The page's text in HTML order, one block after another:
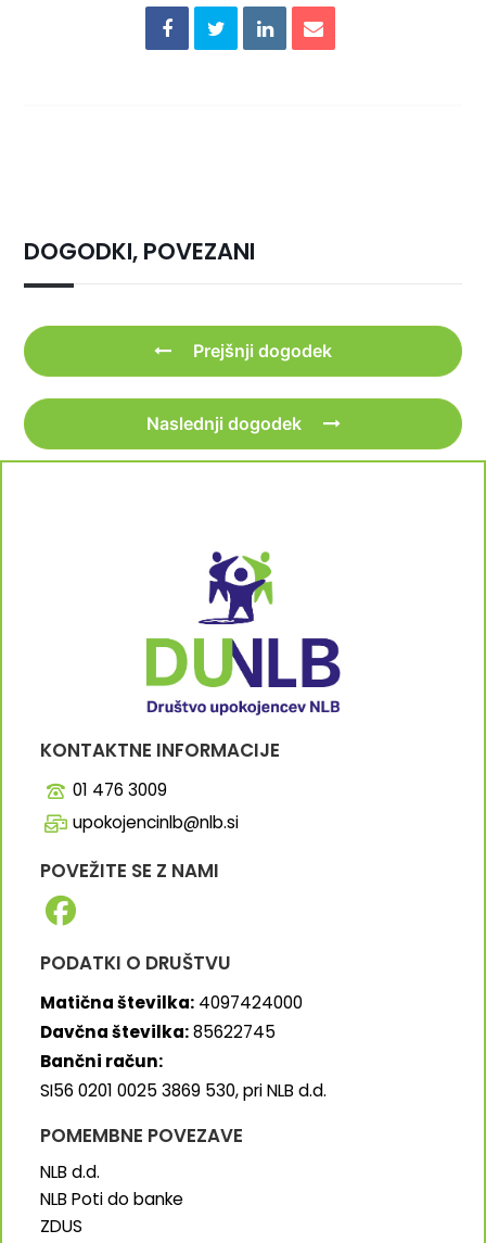
DOGODKI, POVEZANI
Prejšnji dogodek
Naslednji dogodek
KONTAKTNE INFORMACIJE
01 476 3009
upokojencinlb@nlb.si
POVEŽITE SE Z NAMI
PODATKI O DRUŠTVU
Matična številka:4097424000
Davčna številka:85622745
Bančni račun:
SI56 0201 0025 3869 530, pri NLB d.d.
POMEMBNE POVEZAVE
NLB d.d.
NLB Poti do banke
ZDUS